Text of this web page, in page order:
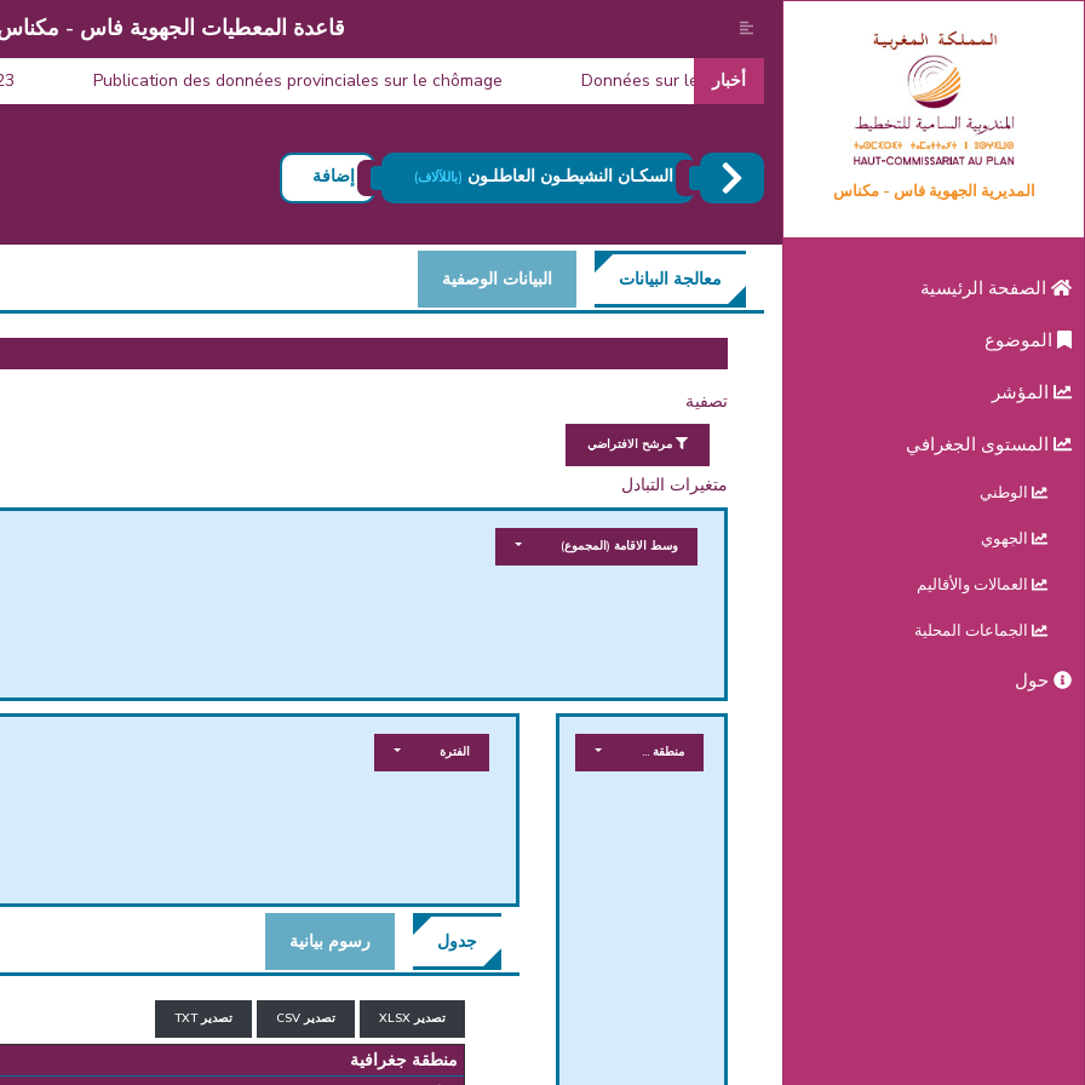
المديرية الجهوية فاس - مكناس
الصفحة الرئيسية
الموضوع
المؤشر
المستوى الجغرافي
الوطني
الجهوي
العمالات والأقاليم
الجماعات المحلية
حول
قاعدة المعطيات الجهوية فاس -
أخبار
Données sur les ménages (RGPH 2024)
Publication des données provinciales sur le chômage
السكـان النشيطـون العاطلـون (باللآلاف) إضافة
معالجة البيانات البيانات الوصفية
تصفية
مرشح الافتراضي
متغيرات التبادل
وسط الاقامة (المجموع)
منطقة جغرافية الفترة
جدول رسوم بيانية
تصدير XLSX تصدير CSV تصدير TXT
منطقة جغرافية